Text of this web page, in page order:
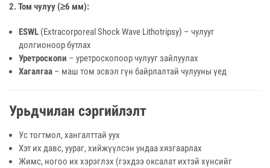
2. Том чулуу (≥6 мм):
ESWL (Extracorporeal Shock Wave Lithotripsy) – чулууг
долгионоор бутлах
Уретроскопи – уретроскопоор чулууг зайлуулах
Хагалгаа – маш том эсвэл гүн байрлалтай чулууны үед
Урьдчилан сэргийлэлт
Ус тогтмол, хангалттай уух
Хэт их давс, уураг, хийжүүлсэн ундаа хязгаарлах
Жимс, ногоо их хэрэглэх (гэхдээ оксалат ихтэй хүнсийг